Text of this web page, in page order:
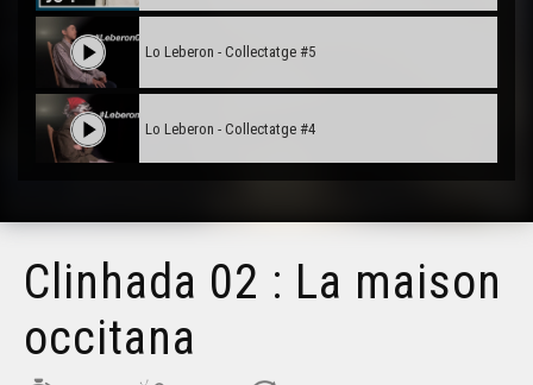
Lo Leberon - Collectatge #5
Lo Leberon - Collectatge #4
Lo Leberon - Collectatge #2
Clinhada 02 : La maison
occitana